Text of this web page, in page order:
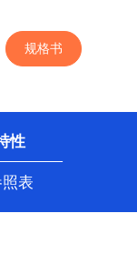
规格书
性
表